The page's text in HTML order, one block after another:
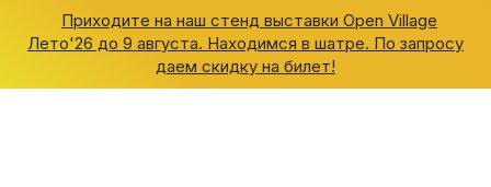
Приходите на наш стенд выставки Open Village
Лето'26 до 9 августа. Находимся в шатре. По запросу
даем скидку на билет!
ШКАФЫ